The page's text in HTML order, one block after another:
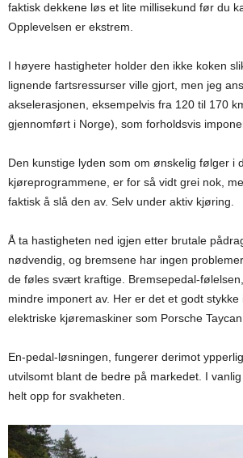
faktisk dekkene løs et lite millisekund før du
Opplevelsen er ekstrem.
I høyere hastigheter holder den ikke koken
lignende fartsressurser ville gjort, men jeg
akselerasjonen, eksempelvis fra 120 til 170
gjennomført i Norge), som forholdsvis
Den kunstige lyden som om ønskelig følger i
kjøreprogrammene, er for så vidt grei nok,
faktisk å slå den av. Selv under aktiv kjøring.
Å ta hastigheten ned igjen etter brutale
nødvendig, og bremsene har ingen
de føles svært kraftige. Bremsepedal-
mindre imponert av. Her er det et godt stykke
elektriske kjøremaskiner som Porsche Taycan.
En-pedal-løsningen, fungerer derimot
utvilsomt blant de bedre på markedet. I
helt opp for svakheten.